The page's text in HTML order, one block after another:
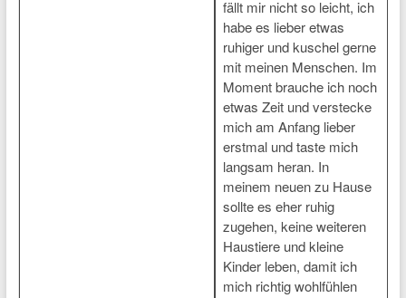
fällt mir nicht so leicht, ich
habe es lieber etwas
ruhiger und kuschel gerne
mit meinen Menschen. Im
Moment brauche ich noch
etwas Zeit und verstecke
mich am Anfang lieber
erstmal und taste mich
langsam heran. In
meinem neuen zu Hause
sollte es eher ruhig
zugehen, keine weiteren
Haustiere und kleine
Kinder leben, damit ich
mich richtig wohlfühlen